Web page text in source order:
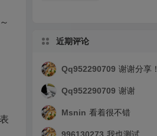
近期评论
Qq952290709 谢谢分享！
Qq952290709 谢谢
Msnin 看着很不错